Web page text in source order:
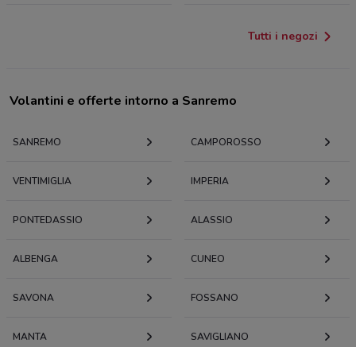
Tutti i negozi
Volantini e offerte intorno a Sanremo
SANREMO CAMPOROSSO
VENTIMIGLIA IMPERIA
PONTEDASSIO ALASSIO
ALBENGA CUNEO
SAVONA FOSSANO
MANTA SAVIGLIANO